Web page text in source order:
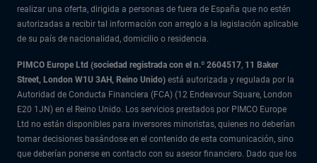
realizar una oferta, dirigida a personas de fuera de España que no estén
autorizadas a recibir tal información con arreglo a la legislación aplicable
de su país de nacionalidad, domicilio o residencia.
PIMCO Europe Ltd (sociedad registrada con el n.º 2604517, 11 Baker
Street, London W1U 3AH, Reino Unido) está autorizada y regulada por la
Autoridad de Conducta Financiera (FCA) (12 Endeavour Square, London
E20 1JN) en el Reino Unido. Los servicios prestados por PIMCO Europe
Ltd no están disponibles para inversores minoristas, quienes no deberían
tomar decisiones basándose en el contenido de esta comunicación, sino
que deberían ponerse en contacto con su asesor financiero. Dado que los